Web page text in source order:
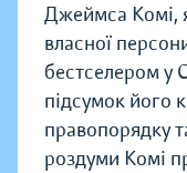
Джеймса Комі,
власної
бестселером у
підсумок його
правопорядку
роздуми Комі